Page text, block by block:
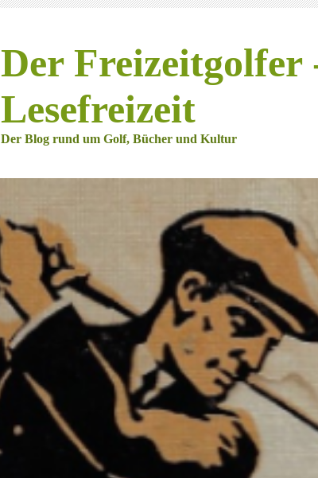
Der Freizeitgolfer
Lesefreizeit
Der Blog rund um Golf, Bücher und Kultur